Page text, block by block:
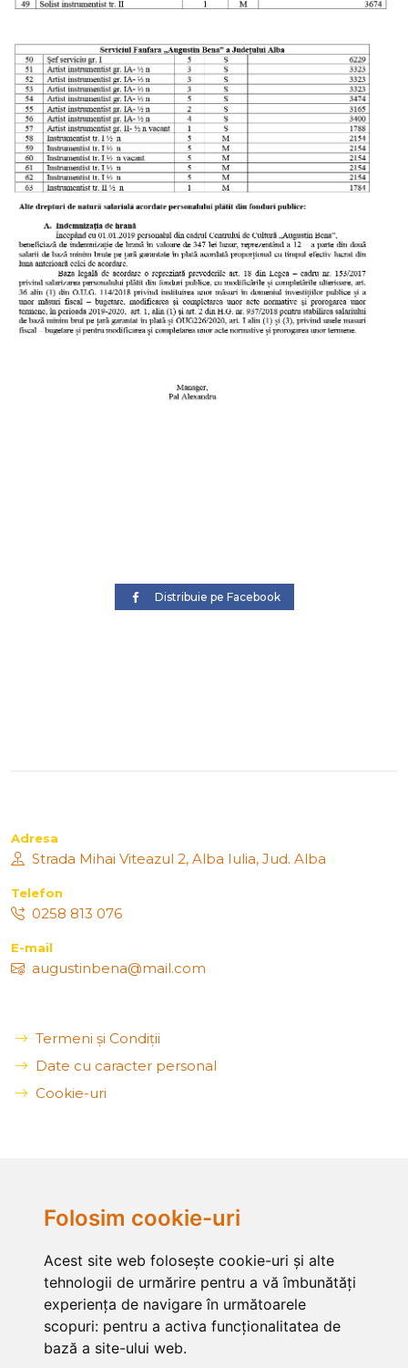
Folosim cookie-uri
Acest site web folosește cookie-uri și alte
tehnologii de urmărire pentru a vă îmbunătăți
experiența de navigare în următoarele
scopuri: pentru a activa funcționalitatea de
bază a site-ului web.
Distribuie pe Facebook
Adresa
Strada Mihai Viteazul 2, Alba Iulia, Jud. Alba
Telefon
0258 813 076
E-mail
augustinbena@mail.com
Termeni și Condiții
Date cu caracter personal
Cookie-uri